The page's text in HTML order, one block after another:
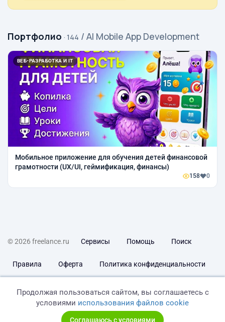
Портфолио · 144 / AI Mobile App Development
ВЕБ-РАЗРАБОТКА И IT
Мобильное приложение для обучения детей финансовой
грамотности (UX/UI, геймификация, финансы)
158 0
© 2026 freelance.ru Сервисы Помощь Поиск
Правила Оферта Политика конфиденциальности
Продолжая пользоваться сайтом, вы соглашаетесь с
условиями использования файлов cookie
Соглашаюсь с условиями